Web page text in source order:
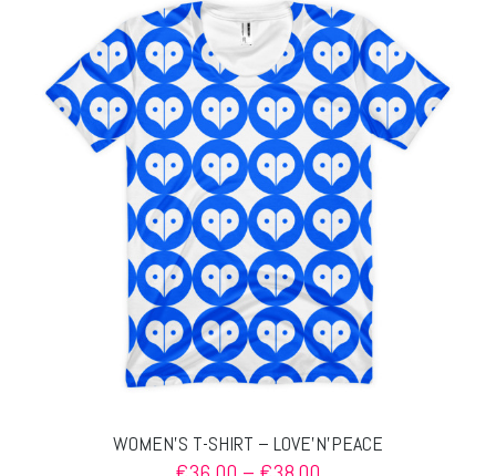
Varianten
auf.
Die
Optionen
können
auf
der
Produktseite
gewählt
werden
WOMEN’S T-SHIRT – LOVE’N’PEACE